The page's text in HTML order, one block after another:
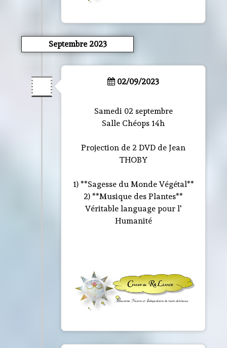
Septembre 2023
02/09/2023
Samedi 02 septembre
Salle Chéops 14h
Projection de 2 DVD de Jean
THOBY
1) **Sagesse du Monde Végétal**
2) **Musique des Plantes**
Véritable language pour l'
Humanité